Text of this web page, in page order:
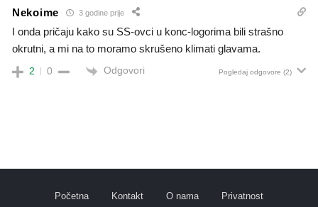
Nekoime 3 godine prije
I onda pričaju kako su SS-ovci u konc-logorima bili strašno
okrutni, a mi na to moramo skrušeno klimati glavama.
2 0 Odgovori Pogledaj odgovore (2)
Početna Kontakt O nama Privatnost